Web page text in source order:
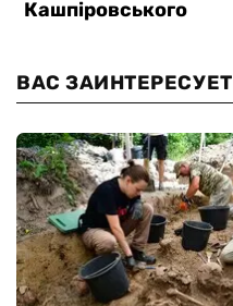
ВАС ЗАИНТЕРЕСУЕТ